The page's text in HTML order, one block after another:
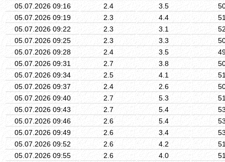
05.07.2026 09:16
2.4 3.5
05.07.2026 09:19
2.3 4.4
05.07.2026 09:22
2.3 3.1
05.07.2026 09:25
2.3 3.3
05.07.2026 09:28
2.4 3.5
05.07.2026 09:31
2.7 3.8
05.07.2026 09:34
2.5 4.1
05.07.2026 09:37
2.4 2.6
05.07.2026 09:40
2.7 5.3
05.07.2026 09:43
2.7 5.4
05.07.2026 09:46
2.6 5.4
05.07.2026 09:49
2.6 3.4
05.07.2026 09:52
2.6 4.2
05.07.2026 09:55
2.6 4.0